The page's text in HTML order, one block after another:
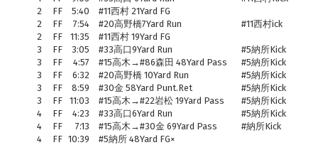
2
FF 5:40 #11西村 21Yard FG
2
FF 7:54 #20高野橋7Yard Run
#11西村ick
2
FF 11:35 #11西村 19Yard FG
3
FF 3:05 #33高口9Yard Run
#5納所Kick
3
FF 4:57 #15高木→#86森田 48Yard Pass
#5納所Kick
3
FF 6:32 #20高野橋 10Yard Run
#5納所Kick
3
FF 8:59 #30金 58Yard Punt.Ret
#5納所Kick
3
FF 11:03 #15高木→#22岩松 19Yard Pass
#5納所Kick
4
FF 4:23 #33高口6Yard Run
#5納所Kick
4
FF 7:13 #15高木→#30金 69Yard Pass
#納所Kick
4
FF 10:39 #5納所 48Yard FG×